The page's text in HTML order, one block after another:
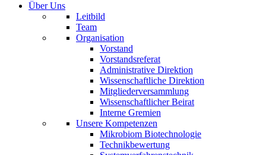
Über Uns
Leitbild
Team
Organisation
Vorstand
Vorstandsreferat
Administrative Direktion
Wissenschaftliche Direktion
Mitgliederversammlung
Wissenschaftlicher Beirat
Interne Gremien
Unsere Kompetenzen
Mikrobiom Biotechnologie
Technikbewertung